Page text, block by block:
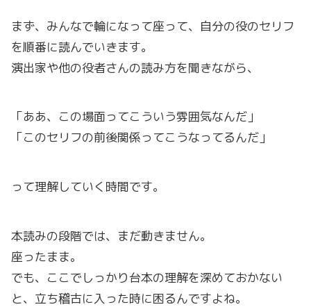
まず、みんなで輪になって座って、自分の役のセリフ
を順番に読んでいきます。
演出家や他の役者さんの読み方を聞きながら、
「ああ、この場面ってこういう雰囲気なんだ」
「このセリフの前後関係ってこうなってるんだ」
って理解していく時間です。
本読みの段階では、まだ動きません。
座ったまま。
でも、ここでしっかり台本の理解を深めておかない
と、立ち稽古に入った時に困るんですよね。